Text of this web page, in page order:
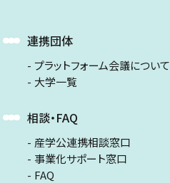
連携団体
プラットフォーム会議について
大学一覧
相談・FAQ
産学公連携相談窓口
事業化サポート窓口
FAQ